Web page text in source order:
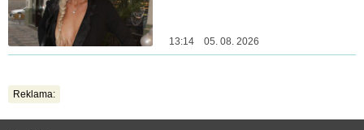
13:14 05. 08. 2026
Reklama: